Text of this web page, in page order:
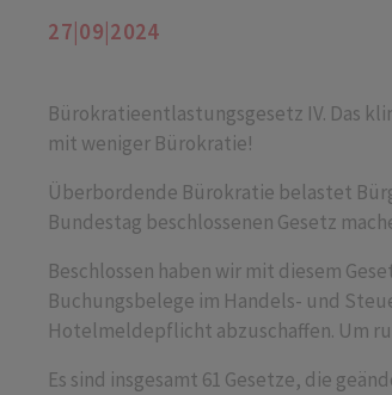
27|09|2024
Bürokratieentlastungsgesetz IV. Das
mit weniger Bürokratie!
Überbordende Bürokratie belastet
Bundestag beschlossenen Gesetz
Beschlossen haben wir mit diesem
Buchungsbelege im Handels- und
Hotelmeldepflicht abzuschaffen. Um
Es sind insgesamt 61 Gesetze, die